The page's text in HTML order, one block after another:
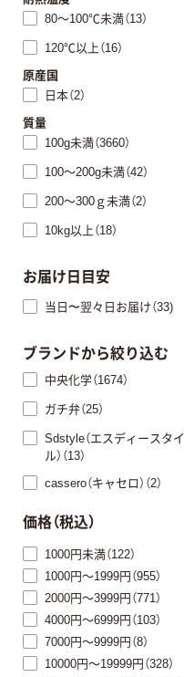
80～100℃未満（13）
120℃以上（16）
原産国
日本（2）
質量
100g未満（3660）
100～200g未満（42）
200～300ｇ未満（2）
10kg以上（18）
お届け日目安
当日〜翌々日お届け（33)
ブランドから絞り込む
中央化学（1674）
ガチ弁（25）
Sdstyle（エスディースタイ
ル）（13）
cassero（キャセロ）（2）
価格（税込）
1000円未満（122）
1000円～1999円（955）
2000円～3999円（771）
4000円～6999円（103）
7000円～9999円（8）
10000円～19999円（328）